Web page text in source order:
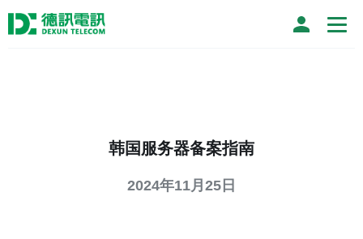
韩国服务器备案指南
2024年11月25日